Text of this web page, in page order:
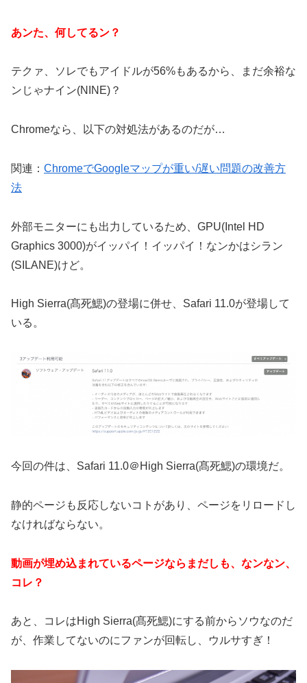
あンた、何してるン？
テクァ、ソレでもアイドルが56%もあるから、まだ余裕な
ンじゃナイン(NINE)？
Chromeなら、以下の対処法があるのだが…
関連： ChromeでGoogleマップが重い/遅い問題の改善方
法
外部モニターにも出力しているため、GPU(Intel HD
Graphics 3000)がイッパイ！イッパイ！なンかはシラン
(SILANE)けど。
High Sierra(髙死鰓)の登場に併せ、Safari 11.0が登場して
いる。
今回の件は、Safari 11.0＠High Sierra(髙死鰓)の環境だ。
静的ページも反応しないコトがあり、ページをリロードし
なければならない。
動画が埋め込まれているページならまだしも、なンなン、
コレ？
あと、コレはHigh Sierra(髙死鰓)にする前からソウなのだ
が、作業してないのにファンが回転し、ウルサすぎ！